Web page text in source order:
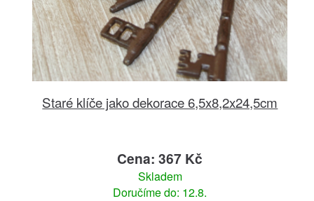
Staré klíče jako dekorace 6,5x8,2x24,5cm
Cena: 367 Kč
Skladem
Doručíme do: 12.8.